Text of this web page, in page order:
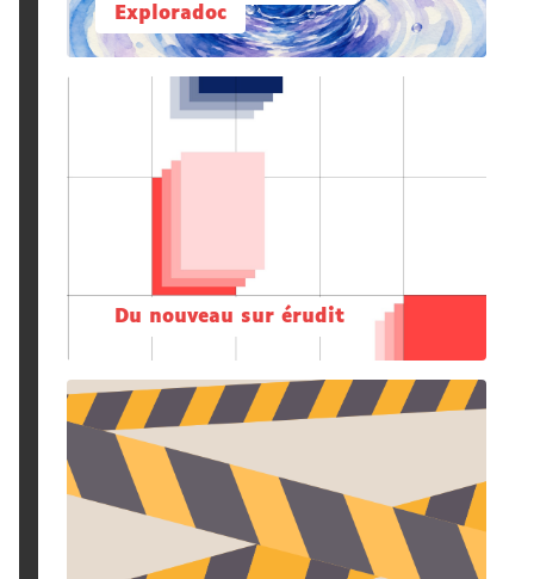
Exploradoc
Du nouveau sur érudit